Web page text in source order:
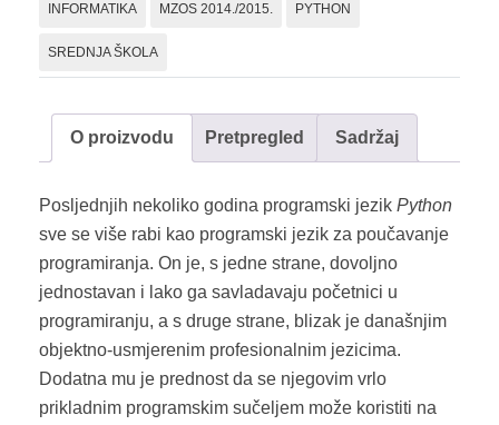
količina
INFORMATIKA MZOS 2014./2015. PYTHON
SREDNJA ŠKOLA
O proizvodu Pretpregled Sadržaj
Posljednjih nekoliko godina programski jezik Python
sve se više rabi kao programski jezik za poučavanje
programiranja. On je, s jedne strane, dovoljno
jednostavan i lako ga savladavaju početnici u
programiranju, a s druge strane, blizak je današnjim
objektno-usmjerenim profesionalnim jezicima.
Dodatna mu je prednost da se njegovim vrlo
prikladnim programskim sučeljem može koristiti na